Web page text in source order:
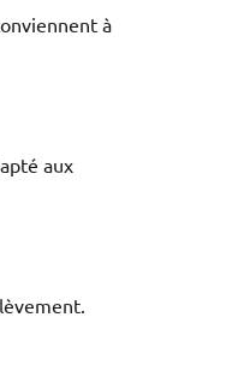
à
aux